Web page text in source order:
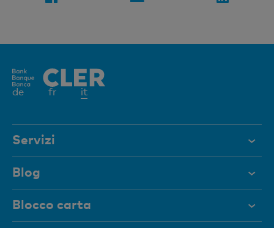
de fr itElemento
Servizi
Aiuto e contatto
Documenti
Blog
Blocco carta